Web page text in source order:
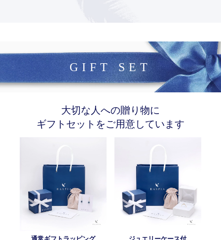
GIFT SET
大切な人への贈り物に
ギフトセットをご用意しています